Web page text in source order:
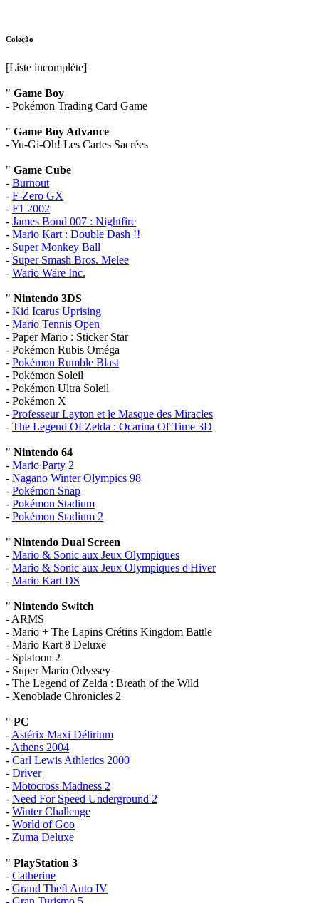
Coleção
[Liste incomplète]
" Game Boy
- Pokémon Trading Card Game
" Game Boy Advance
- Yu-Gi-Oh! Les Cartes Sacrées
" Game Cube
- Burnout
- F-Zero GX
- F1 2002
- James Bond 007 : Nightfire
- Mario Kart : Double Dash !!
- Super Monkey Ball
- Super Smash Bros. Melee
- Wario Ware Inc.
" Nintendo 3DS
- Kid Icarus Uprising
- Mario Tennis Open
- Paper Mario : Sticker Star
- Pokémon Rubis Oméga
- Pokémon Rumble Blast
- Pokémon Soleil
- Pokémon Ultra Soleil
- Pokémon X
- Professeur Layton et le Masque des Miracles
- The Legend Of Zelda : Ocarina Of Time 3D
" Nintendo 64
- Mario Party 2
- Nagano Winter Olympics 98
- Pokémon Snap
- Pokémon Stadium
- Pokémon Stadium 2
" Nintendo Dual Screen
- Mario & Sonic aux Jeux Olympiques
- Mario & Sonic aux Jeux Olympiques d'Hiver
- Mario Kart DS
" Nintendo Switch
- ARMS
- Mario + The Lapins Crétins Kingdom Battle
- Mario Kart 8 Deluxe
- Splatoon 2
- Super Mario Odyssey
- The Legend of Zelda : Breath of the Wild
- Xenoblade Chronicles 2
" PC
-Astérix Maxi Délirium
-Athens 2004
- Carl Lewis Athletics 2000
- Driver
- Motocross Madness 2
- Need For Speed Underground 2
- Winter Challenge
- World of Goo
- Zuma Deluxe
" PlayStation 3
- Catherine
- Grand Theft Auto IV